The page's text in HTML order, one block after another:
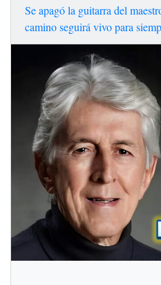
Se apagó la guitarra del
camino seguirá vivo para